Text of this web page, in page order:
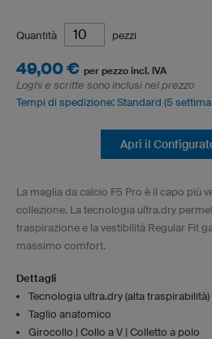
Quantità pezzi
49,00 € per pezzo incl. IVA
Loghi e scritte sono inclusi nel prezzo
Tempi di spedizione: Standard (5
Apri il
La maglia da calcio F5 Pro è il capo più
collezione. La tecnologia ultra.dry
traspirazione e la vestibilità Regular Fit
massimo comfort.
Dettagli
Tecnologia ultra.dry (alta traspirabilità)
Taglio anatomico
Girocollo | Collo a V | Colletto a polo